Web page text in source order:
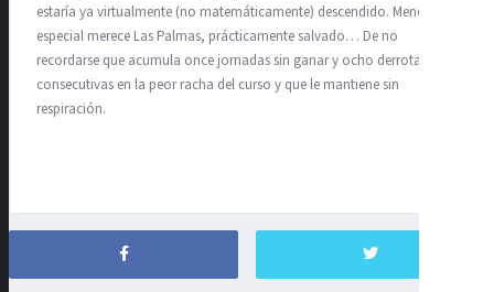
estaría ya virtualmente (no matemáticamente) descendido. Mención
especial merece Las Palmas, prácticamente salvado… De no
recordarse que acumula once jornadas sin ganar y ocho derrotas
consecutivas en la peor racha del curso y que le mantiene sin
respiración.